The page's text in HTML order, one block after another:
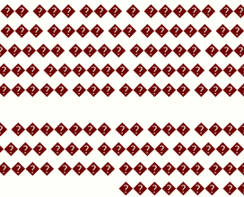
��� ��� � �����
���� �� �����
���� �����
������ �����
��� �����
������� �� ���
��� �����
���� ������
�������